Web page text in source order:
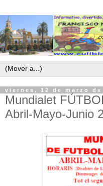
viernes, 12 de marzo de
Mundialet
Abril-Mayo-Junio